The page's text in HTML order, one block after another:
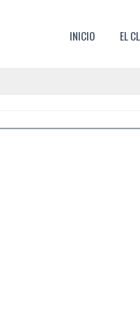
INICIO EL